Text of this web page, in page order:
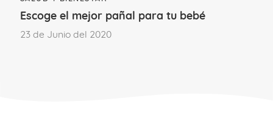
DIU o diafragma.Para poder usarlos
has de esperar a que el útero haya
Escoge el mejor pañal para tu bebé
23 de Junio del 2020